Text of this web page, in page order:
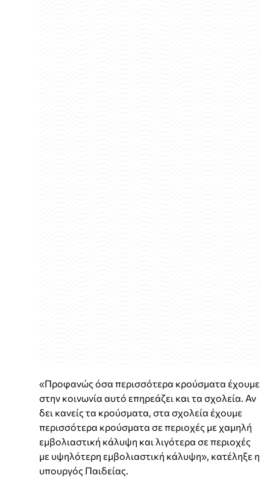
«Προφανώς όσα περισσότερα κρούσματα έχουμε
στην κοινωνία αυτό επηρεάζει και τα σχολεία. Αν
δει κανείς τα κρούσματα, στα σχολεία έχουμε
περισσότερα κρούσματα σε περιοχές με χαμηλή
εμβολιαστική κάλυψη και λιγότερα σε περιοχές
με υψηλότερη εμβολιαστική κάλυψη», κατέληξε η
υπουργός Παιδείας.